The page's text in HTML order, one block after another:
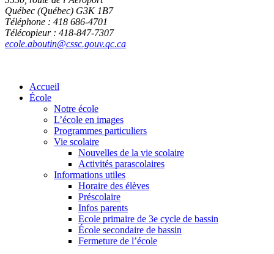
Québec (Québec) G3K 1B7
Téléphone : 418 686-4701
Télécopieur : 418-847-7307
ecole.aboutin@cssc.gouv.qc.ca
Accueil
École
Notre école
L’école en images
Programmes particuliers
Vie scolaire
Nouvelles de la vie scolaire
Activités parascolaires
Informations utiles
Horaire des élèves
Préscolaire
Infos parents
Ecole primaire de 3e cycle de bassin
École secondaire de bassin
Fermeture de l’école